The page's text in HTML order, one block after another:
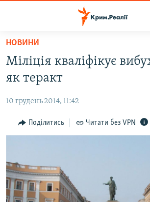
Перейти
основного
матеріалу
до
навігації
Перейти
пошуку
ВОДА.КРИМ
ВІДЕО ТА ФОТО
ПОЛІТИКА
БЛОГИ
ВСЕ ЗА ДЕНЬ
СПЕЦПРОЕКТИ
НОВИНИ
Міліція кваліфікує
як теракт
10 грудень 2014, 11:42
Поділитись Читати без VPN